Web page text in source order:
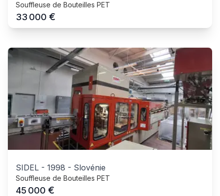
Souffleuse de Bouteilles PET
33 000 €
SIDEL - 1998 - Slovénie
Souffleuse de Bouteilles PET
45 000 €